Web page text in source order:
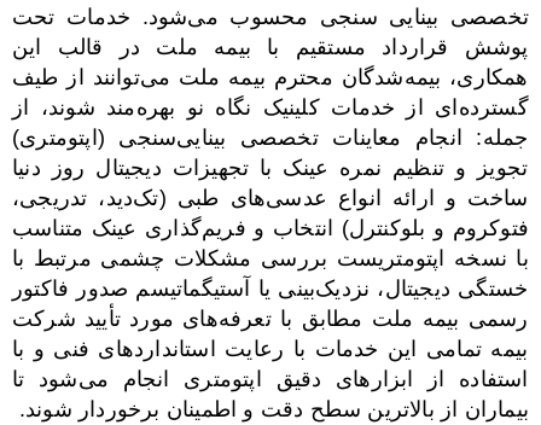
تخصصی بینایی سنجی محسوب می‌شود. خدمات تحت
پوشش قرارداد مستقیم با بیمه ملت در قالب این
همکاری، بیمه‌شدگان محترم بیمه ملت می‌توانند از طیف
گسترده‌ای از خدمات کلینیک نگاه نو بهره‌مند شوند، از
جمله: انجام معاینات تخصصی بینایی‌سنجی (اپتومتری)
تجویز و تنظیم نمره عینک با تجهیزات دیجیتال روز دنیا
ساخت و ارائه انواع عدسی‌های طبی (تک‌دید، تدریجی،
فتوکروم و بلوکنترل) انتخاب و فریم‌گذاری عینک متناسب
با نسخه اپتومتریست بررسی مشکلات چشمی مرتبط با
خستگی دیجیتال، نزدیک‌بینی یا آستیگماتیسم صدور فاکتور
رسمی بیمه ملت مطابق با تعرفه‌های مورد تأیید شرکت
بیمه تمامی این خدمات با رعایت استانداردهای فنی و با
استفاده از ابزارهای دقیق اپتومتری انجام می‌شود تا
بیماران از بالاترین سطح دقت و اطمینان برخوردار شوند.